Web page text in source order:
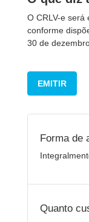
O CRLV-e será
conforme
30 de
EMITIR
Forma de
Quanto